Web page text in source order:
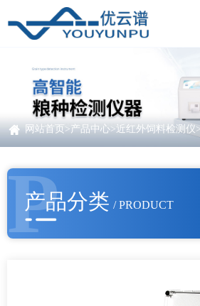
网站首页>产品中心>近红外饲料检测仪
P
产品分类 / PRODUCT